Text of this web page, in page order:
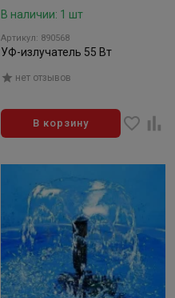
В наличии: 1 шт
Артикул: 890568
УФ-излучатель 55 Вт
нет отзывов
В корзину